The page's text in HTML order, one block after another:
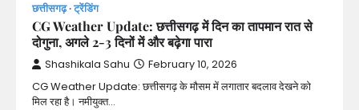
छत्तीसगढ़ ट्रेंडिंग
CG Weather Update: छत्तीसगढ़ में दिन का तापमान रात से
दोगुना, अगले 2-3 दिनों में और बढ़ेगा पारा
Shashikala Sahu February 10, 2026
CG Weather Update: छत्तीसगढ़ के मौसम में लगातार बदलाव देखने को
मिल रहा है। नमीयुक्त…